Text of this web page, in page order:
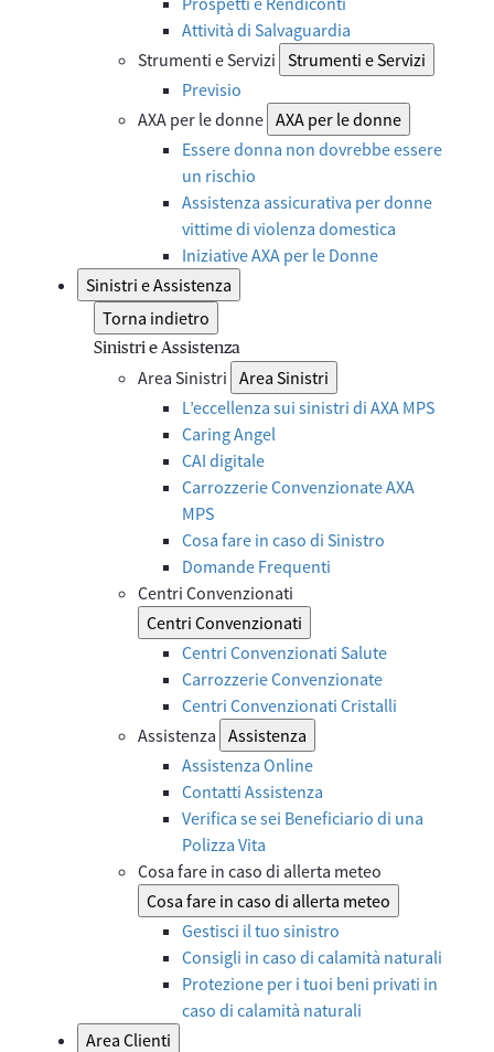
Attività di Salvaguardia
Strumenti e Servizi Strumenti e Servizi
Previsio
AXA per le donne AXA per le donne
Essere donna non dovrebbe essere
un rischio
Assistenza assicurativa per donne
vittime di violenza domestica
Iniziative AXA per le Donne
Sinistri e Assistenza
Torna indietro
Sinistri e Assistenza
Area Sinistri Area Sinistri
L’eccellenza sui sinistri di AXA MPS
Caring Angel
CAI digitale
Carrozzerie Convenzionate AXA
MPS
Cosa fare in caso di Sinistro
Domande Frequenti
Centri Convenzionati
Centri Convenzionati
Centri Convenzionati Salute
Carrozzerie Convenzionate
Centri Convenzionati Cristalli
Assistenza Assistenza
Assistenza Online
Contatti Assistenza
Verifica se sei Beneficiario di una
Polizza Vita
Cosa fare in caso di allerta meteo
Cosa fare in caso di allerta meteo
Gestisci il tuo sinistro
Consigli in caso di calamità naturali
Protezione per i tuoi beni privati in
caso di calamità naturali
Area Clienti